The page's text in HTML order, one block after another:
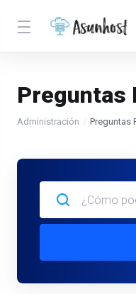
Preguntas
Administración Preguntas